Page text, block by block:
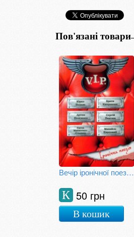
Пов'язані товари
Вечір іронічної поезії V.I.P.
50 грн
К
В кошик